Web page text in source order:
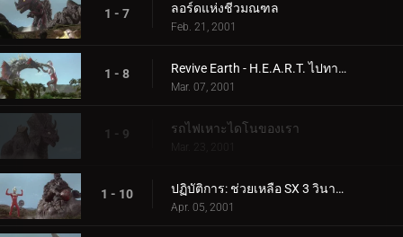
1 - 7 ลอร์ดแห่งชีวมณฑล
Feb. 21, 2001
1 - 8 Revive Earth - H.E.A.R.T. ไปทางใต้
Mar. 07, 2001
1 - 9 รถไฟเหาะไดโนของเรา
Mar. 23, 2001
1 - 10 ปฏิบัติการ: ช่วยเหลือ SX 3 วินาทีก่อนเกิดการระเบิด
Apr. 05, 2001